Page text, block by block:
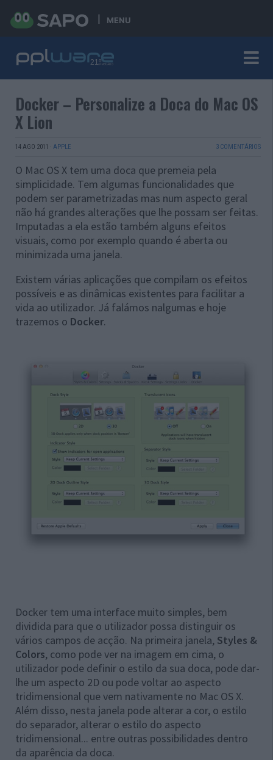
MENU
Docker – Personalize a Doca do Mac OS
X Lion
14 AGO 2011 · APPLE 3 COMENTÁRIOS
O Mac OS X tem uma doca que premeia pela
simplicidade. Tem algumas funcionalidades que
podem ser parametrizadas mas num aspecto geral
não há grandes alterações que lhe possam ser feitas.
Imputadas a ela estão também alguns efeitos
visuais, como por exemplo quando é aberta ou
minimizada uma janela.
Existem várias aplicações que compilam os efeitos
possíveis e as dinâmicas existentes para facilitar a
vida ao utilizador. Já falámos nalgumas e hoje
trazemos o Docker.
Docker tem uma interface muito simples, bem
dividida para que o utilizador possa distinguir os
vários campos de acção. Na primeira janela, Styles &
Colors, como pode ver na imagem em cima, o
utilizador pode definir o estilo da sua doca, pode dar-
lhe um aspecto 2D ou pode voltar ao aspecto
tridimensional que vem nativamente no Mac OS X.
Além disso, nesta janela pode alterar a cor, o estilo
do separador, alterar o estilo do aspecto
tridimensional... entre outras possibilidades dentro
da aparência da doca.